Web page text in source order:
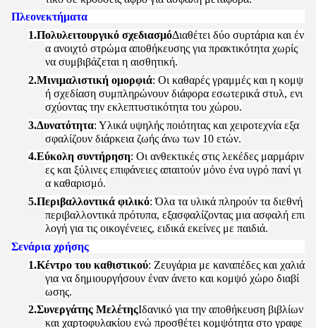
Πλεονεκτήματα
1.Πολυλειτουργικό σχεδιασμόΔιαθέτει δύο συρτάρια και έν
α ανοιχτό στρώμα αποθήκευσης για πρακτικότητα χωρίς
να συμβιβάζεται η αισθητική.
2.Μινιμαλιστική ομορφιά: Οι καθαρές γραμμές και η κομψ
ή σχεδίαση συμπληρώνουν διάφορα εσωτερικά στυλ, ενι
σχύοντας την εκλεπτυστικότητα του χώρου.
3.Δυνατότητα: Υλικά υψηλής ποιότητας και χειροτεχνία εξα
σφαλίζουν διάρκεια ζωής άνω των 10 ετών.
4.Εύκολη συντήρηση: Οι ανθεκτικές στις λεκέδες μαρμάριν
ες και ξύλινες επιφάνειες απαιτούν μόνο ένα υγρό πανί γι
α καθαρισμό.
5.Περιβαλλοντικά φιλικό: Όλα τα υλικά πληρούν τα διεθνή
περιβαλλοντικά πρότυπα, εξασφαλίζοντας μια ασφαλή επι
λογή για τις οικογένειες, ειδικά εκείνες με παιδιά.
Σενάρια χρήσης
1.Κέντρο του καθιστικού: Ζευγάρια με καναπέδες και χαλιά
για να δημιουργήσουν έναν άνετο και κομψό χώρο διαβί
ωσης.
2.Συνεργάτης ΜελέτηςΙδανικό για την αποθήκευση βιβλίων
και χαρτοφυλακίου ενώ προσθέτει κομψότητα στο γραφε